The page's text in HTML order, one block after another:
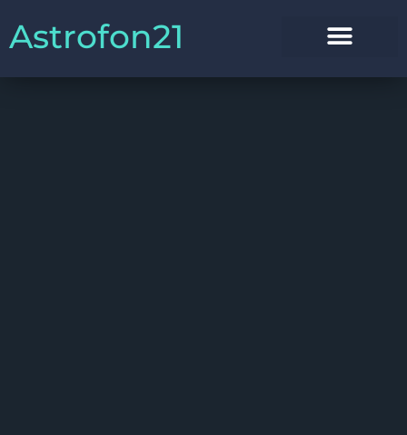
Astrofon21